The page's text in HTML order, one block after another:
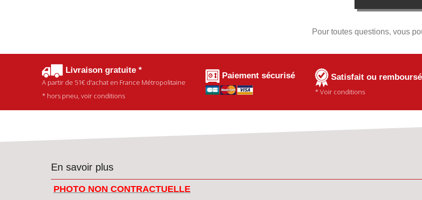
Pour toutes questions, vous
Livraison gratuite *
A partir de 51€ d'achat en France Métropolitaine
* hors pneu, voir conditions
Paiement sécurisé Satisfait ou
* Voir conditions
En savoir plus
PHOTO NON CONTRACTUELLE